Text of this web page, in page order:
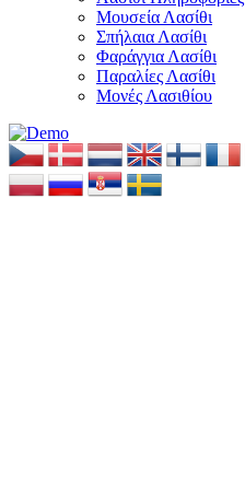
Μουσεία Λασίθι
Σπήλαια Λασίθι
Φαράγγια Λασίθι
Παραλίες Λασίθι
Μονές Λασιθίου